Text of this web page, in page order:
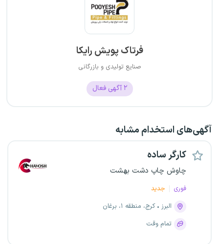
فرتاک پویش رایکا
صنایع تولیدی و بازرگانی
۲ آگهی فعال
آگهی‌های استخدام مشابه
کارگر ساده
چاوش چاپ دشت بهشت
فوری
جدید
البرز
کرج، منطقه ۱، برغان
تمام وقت